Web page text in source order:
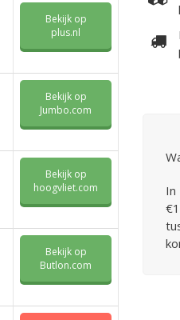
Bekijk op
plus.nl
Bekijk op
Jumbo.com
Bekijk op
hoogvliet.com
Bekijk op
Butlon.com
In